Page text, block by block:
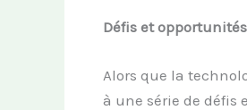
Défis et
Alors que la
à une série de défis